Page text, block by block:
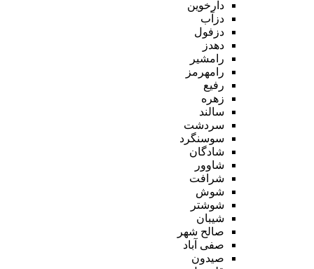
دارخوین
دزآب
دزفول
دهدز
رامشیر
رامهرمز
رفیع
زهره
سالند
سردشت
سوسنگرد
شادگان
شاوور
شرافت
شوش
شوشتر
شیبان
صالح شهر
صفی آباد
صیدون